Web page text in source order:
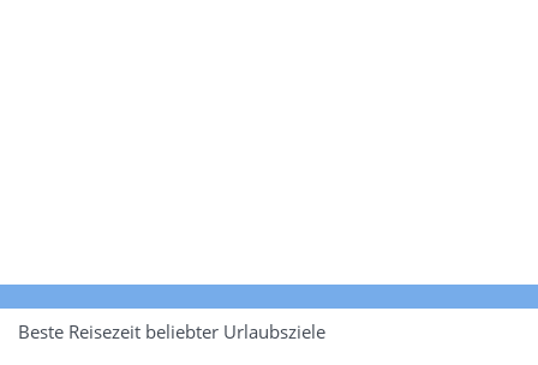
Beste Reisezeit beliebter Urlaubsziele